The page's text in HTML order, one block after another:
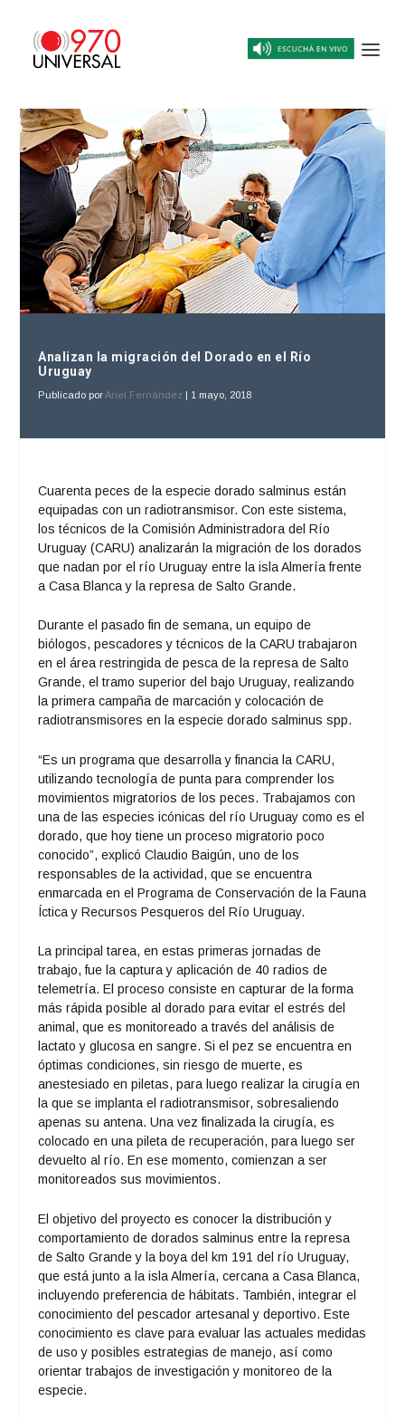
Analizan la migración del Dorado en el Río
Uruguay
Publicado porAriel Fernández | 1 mayo, 2018
Cuarenta peces de la especie dorado salminus están
equipadas con un radiotransmisor. Con este sistema,
los técnicos de la Comisión Administradora del Río
Uruguay (CARU) analizarán la migración de los dorados
que nadan por el río Uruguay entre la isla Almería frente
a Casa Blanca y la represa de Salto Grande.
Durante el pasado fin de semana, un equipo de
biólogos, pescadores y técnicos de la CARU trabajaron
en el área restringida de pesca de la represa de Salto
Grande, el tramo superior del bajo Uruguay, realizando
la primera campaña de marcación y colocación de
radiotransmisores en la especie dorado salminus spp.
“Es un programa que desarrolla y financia la CARU,
utilizando tecnología de punta para comprender los
movimientos migratorios de los peces. Trabajamos con
una de las especies icónicas del río Uruguay como es el
dorado, que hoy tiene un proceso migratorio poco
conocido”, explicó Claudio Baigún, uno de los
responsables de la actividad, que se encuentra
enmarcada en el Programa de Conservación de la Fauna
Íctica y Recursos Pesqueros del Río Uruguay.
La principal tarea, en estas primeras jornadas de
trabajo, fue la captura y aplicación de 40 radios de
telemetría. El proceso consiste en capturar de la forma
más rápida posible al dorado para evitar el estrés del
animal, que es monitoreado a través del análisis de
lactato y glucosa en sangre. Si el pez se encuentra en
óptimas condiciones, sin riesgo de muerte, es
anestesiado en piletas, para luego realizar la cirugía en
la que se implanta el radiotransmisor, sobresaliendo
apenas su antena. Una vez finalizada la cirugía, es
colocado en una pileta de recuperación, para luego ser
devuelto al río. En ese momento, comienzan a ser
monitoreados sus movimientos.
El objetivo del proyecto es conocer la distribución y
comportamiento de dorados salminus entre la represa
de Salto Grande y la boya del km 191 del río Uruguay,
que está junto a la isla Almería, cercana a Casa Blanca,
incluyendo preferencia de hábitats. También, integrar el
conocimiento del pescador artesanal y deportivo. Este
conocimiento es clave para evaluar las actuales medidas
de uso y posibles estrategias de manejo, así como
orientar trabajos de investigación y monitoreo de la
especie.